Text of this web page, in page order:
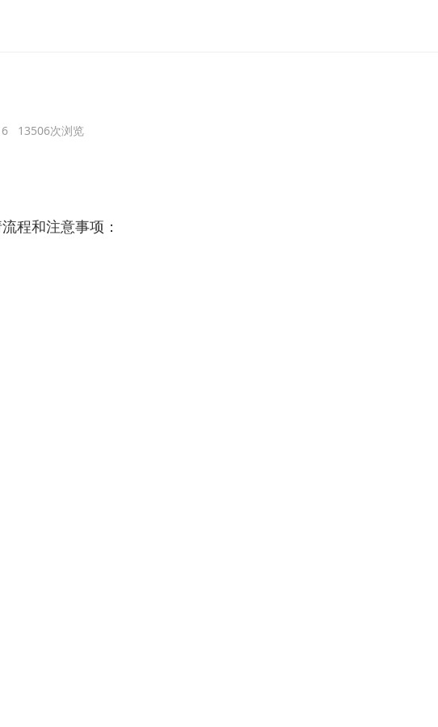
13506次浏览
程和注意事项：